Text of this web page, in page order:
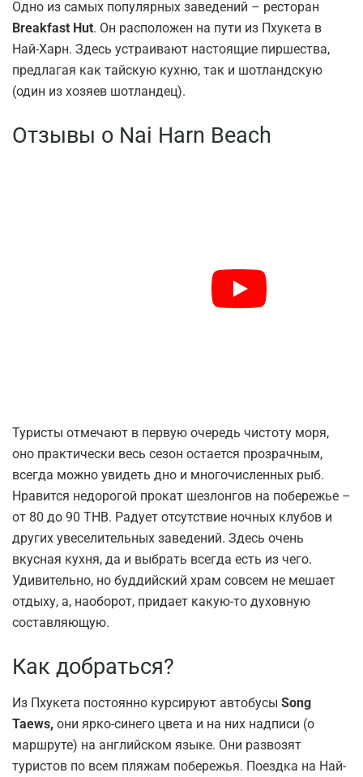
Одно из самых популярных заведений – ресторан
Breakfast Hut. Он расположен на пути из Пхукета в
Най-Харн. Здесь устраивают настоящие пиршества,
предлагая как тайскую кухню, так и шотландскую
(один из хозяев шотландец).
Отзывы о Nai Harn Beach
Туристы отмечают в первую очередь чистоту моря,
оно практически весь сезон остается прозрачным,
всегда можно увидеть дно и многочисленных рыб.
Нравится недорогой прокат шезлонгов на побережье –
от 80 до 90 ТНВ. Радует отсутствие ночных клубов и
других увеселительных заведений. Здесь очень
вкусная кухня, да и выбрать всегда есть из чего.
Удивительно, но буддийский храм совсем не мешает
отдыху, а, наоборот, придает какую-то духовную
составляющую.
Как добраться?
Из Пхукета постоянно курсируют автобусы Song
Taews, они ярко-синего цвета и на них надписи (о
маршруте) на английском языке. Они развозят
туристов по всем пляжам побережья. Поездка на Най-